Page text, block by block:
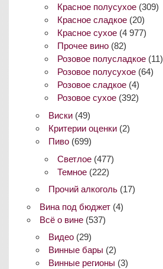
Красное полусухое (309)
Красное сладкое (20)
Красное сухое (4 977)
Прочее вино (82)
Розовое полусладкое (11)
Розовое полусухое (64)
Розовое сладкое (4)
Розовое сухое (392)
Виски(49)
Критерии оценки(2)
Пиво(699)
Светлое (477)
Темное (222)
Прочий алкоголь(17)
Вина под бюджет(4)
Всё о вине(537)
Видео(29)
Винные бары (2)
Винные регионы (3)